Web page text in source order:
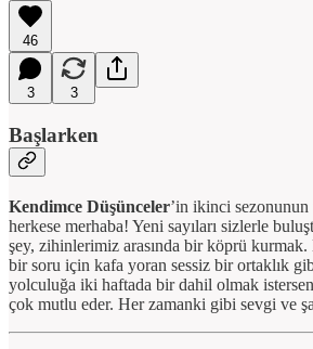
46
3 3
Başlarken
Kendimce Düşünceler’in ikinci sezonunun
herkese merhaba! Yeni sayıları sizlerle
şey, zihinlerimiz arasında bir köprü kurmak.
bir soru için kafa yoran sessiz bir ortaklık
yolculuğa iki haftada bir dahil olmak
çok mutlu eder. Her zamanki gibi sevgi ve